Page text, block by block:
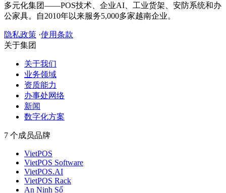
多元化集团——POS技术、企业AI、工业货架、安防系统和办
公家具。自2010年以来服务5,000多家越南企业。
隐私政策 ·使用条款
关于集团
关于我们
业务领域
资质能力
办事处网络
新闻
数字化方案
7 个成员品牌
VietPOS
VietPOS Software
VietPOS.AI
VietPOS Rack
An Ninh Số